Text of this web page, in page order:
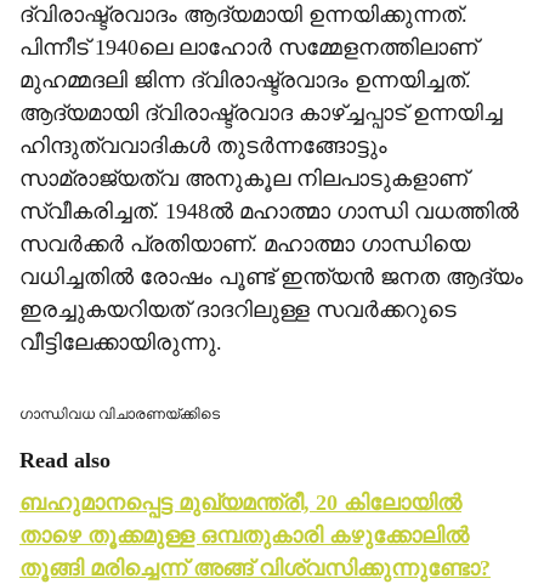
ദ്വിരാഷ്ട്രവാദം ആദ്യമായി ഉന്നയിക്കുന്നത്.
പിന്നീട് 1940ലെ ലാഹോര്‍ സമ്മേളനത്തിലാണ്
മുഹമ്മദലി ജിന്ന ദ്വിരാഷ്ട്രവാദം ഉന്നയിച്ചത്.
ആദ്യമായി ദ്വിരാഷ്ട്രവാദ കാഴ്ച്ചപ്പാട് ഉന്നയിച്ച
ഹിന്ദുത്വവാദികള്‍ തുടര്‍ന്നങ്ങോട്ടും
സാമ്രാജ്യത്വ അനുകൂല നിലപാടുകളാണ്
സ്വീകരിച്ചത്. 1948ല്‍ മഹാത്മാ ഗാന്ധി വധത്തില്‍
സവര്‍ക്കര്‍ പ്രതിയാണ്. മഹാത്മാ ഗാന്ധിയെ
വധിച്ചതില്‍ രോഷം പൂണ്ട് ഇന്ത്യന്‍ ജനത ആദ്യം
ഇരച്ചുകയറിയത് ദാദറിലുള്ള സവര്‍ക്കറുടെ
വീട്ടിലേക്കായിരുന്നു.
ഗാന്ധിവധ വിചാരണയ്ക്കിടെ
Read also
ബഹുമാനപ്പെട്ട മുഖ്യമന്ത്രീ, 20 കിലോയില്‍
താഴെ തൂക്കമുള്ള ഒമ്പതുകാരി കഴുക്കോലില്‍
തൂങ്ങി മരിച്ചെന്ന് അങ്ങ് വിശ്വസിക്കുന്നുണ്ടോ?